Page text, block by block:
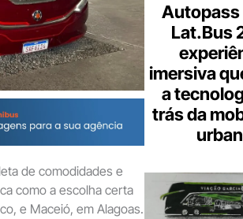
de comodidades e
como a escolha certa
e Maceió, em Alagoas.
Autopass
Lat.Bus
imersiva
a
trás da